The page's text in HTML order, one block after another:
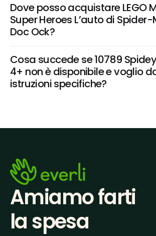
Dove posso acquistare LEGO
Super Heroes L’auto di
Doc Ock?
Cosa succede se 10789
4+ non è disponibile e voglio
istruzioni specifiche?
Amiamo farti
la spesa